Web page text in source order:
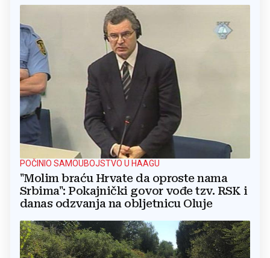
POČINIO SAMOUBOJSTVO U HAAGU
"Molim braću Hrvate da oproste nama
Srbima": Pokajnički govor vođe tzv. RSK i
danas odzvanja na obljetnicu Oluje